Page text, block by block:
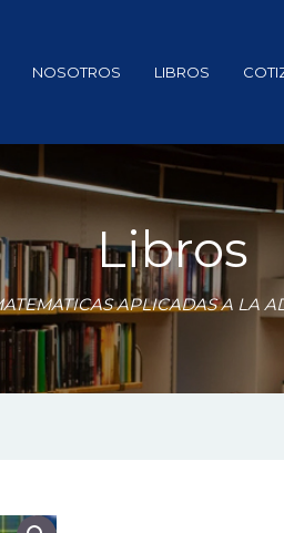
NOSOTROS LIBROS
Libros
APLICADAS A LA